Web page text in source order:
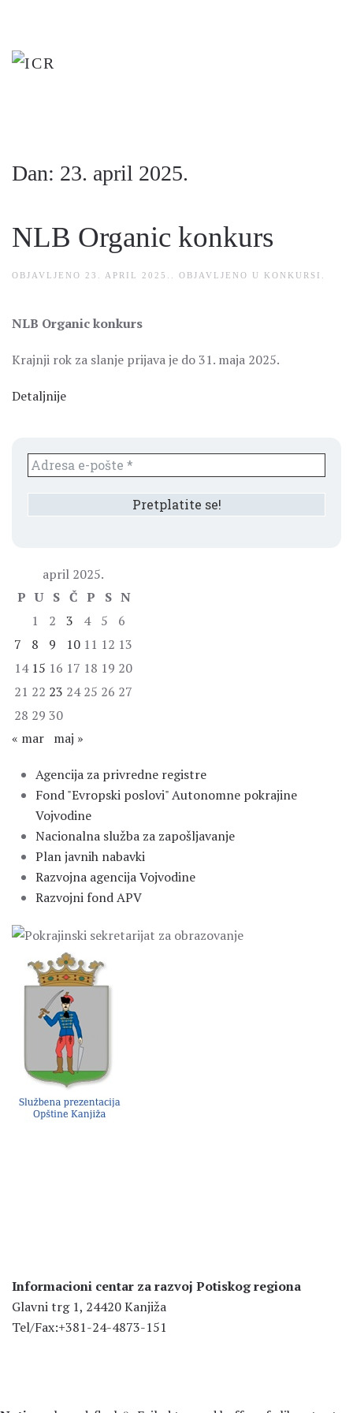
to
Dan: 23. april 2025.
NLB Organic konkurs
OBJAVLJENO 23. APRIL 2025. . OBJAVLJENO U KONKURSI
NLB Organic konkurs
Krajnji rok za slanje prijava je do 31. maja 2025.
Detaljnije
april 2025.
P U S Č P S N
1
2 3 4 5
6
7
8 9 10 11 12 13
14 15 16 17 18 19 20
21 22 23 24 25 26 27
28 29 30
« mar maj »
Agencija za privredne registre
Fond "Evropski poslovi" Autonomne pokrajine
Vojvodine
Nacionalna služba za zapošljavanje
Plan javnih nabavki
Razvojna agencija Vojvodine
Razvojni fond APV
Informacioni centar za razvoj Potiskog regiona
Glavni trg 1, 24420 Kanjiža
Tel/Fax:+381-24-4873-151